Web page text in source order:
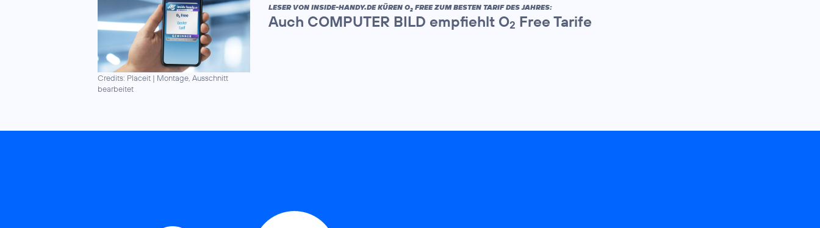
Credits: Placeit | Montage, Ausschnitt
bearbeitet
LESER VON INSIDE-HANDY.DE KÜREN O2 FREE ZUM BESTEN TARIF DES JAHRES:
Auch COMPUTER BILD empfiehlt O2 Free Tarife